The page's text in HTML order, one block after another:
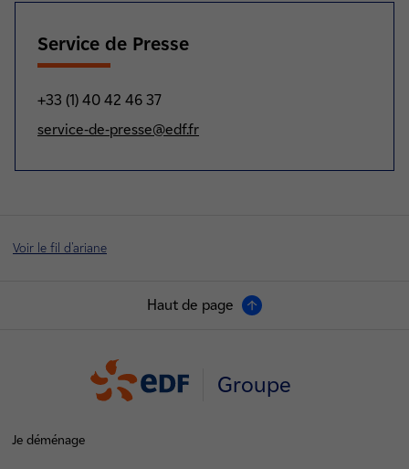
Service de Presse
+33 (1) 40 42 46 37
service-de-presse@edf.fr
Voir le fil d'ariane
Haut de page
Groupe
Je déménage